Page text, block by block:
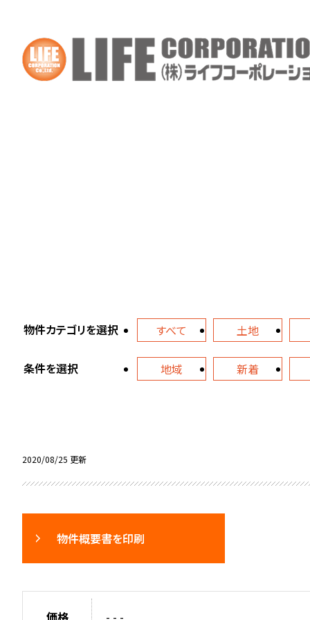
物件カテゴリを選択 すべて 土地
条件を選択 地域 新着
2020/08/25 更新
物件概要書を印刷
価格 - - -